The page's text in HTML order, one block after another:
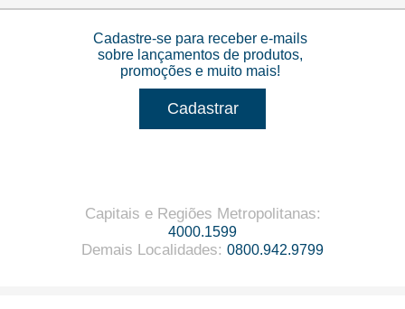
Cadastre-se para receber e-mails
sobre lançamentos de produtos,
promoções e muito mais!
Cadastrar
Capitais e Regiões Metropolitanas:
4000.1599
Demais Localidades: 0800.942.9799